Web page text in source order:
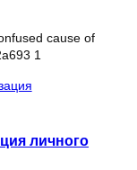
личного